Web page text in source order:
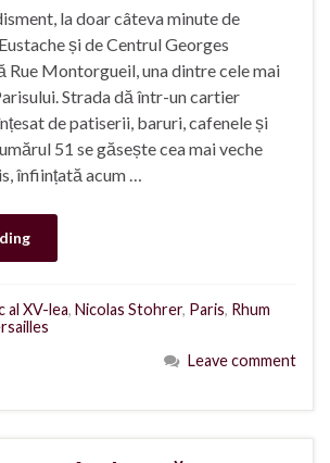
la doar câteva minute de
și de Centrul Georges
Rue Montorgueil, una dintre cele mai
Strada dă într-un cartier
de patiserii, baruri, cafenele și
51 se găsește cea mai veche
înființată acum …
al XV-lea, Nicolas Stohrer, Paris, Rhum
Leave comment